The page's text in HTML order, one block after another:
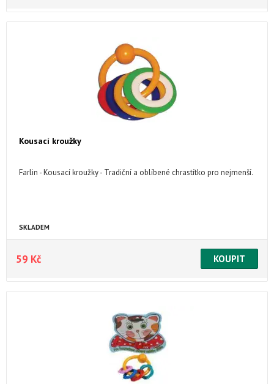
Kousací kroužky
Farlin - Kousací kroužky - Tradiční a oblíbené chrastítko pro nejmenší.
SKLADEM
59 Kč